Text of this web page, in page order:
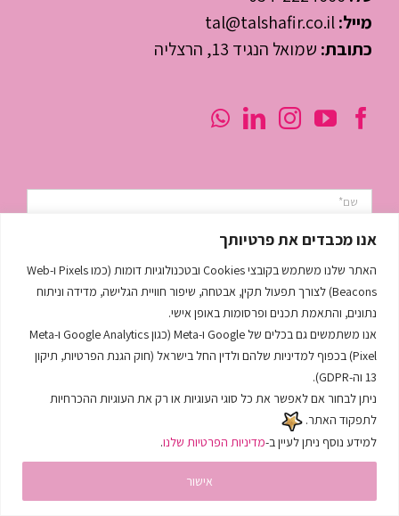
אנו מכבדים את פרטיותך
האתר שלנו משתמש בקובצי Cookies ובטכנולוגיות דומות (כמו Pixels ו-Web
Beacons) לצורך תפעול תקין, אבטחה, שיפור חוויית הגלישה, מדידה וניתוח
נתונים, והתאמת תכנים ופרסומות באופן אישי.
אנו משתמשים גם בכלים של Google ו-Meta (כגון Google Analytics ו-Meta
Pixel) בכפוף למדיניות שלהם ולדין החל בישראל (חוק הגנת הפרטיות, תיקון
13 וה-GDPR).
ניתן לבחור אם לאפשר את כל סוגי העוגיות או רק את העוגיות ההכרחיות
לתפקוד האתר.
למידע נוסף ניתן לעיין ב-מדיניות הפרטיות שלנו.
אישור
מאמנת נשים מגשימות להגיע להכל- בצ'יל
הרצאות לארגונים
כתובת: